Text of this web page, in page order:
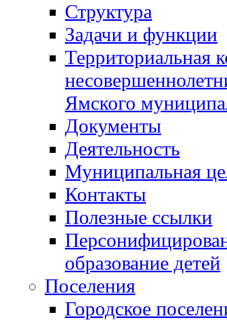
Структура
Задачи и функции
Территориальная
Ямского
Документы
Деятельность
Муниципальная
Контакты
Полезные ссылки
образование детей
Поселения
Городское